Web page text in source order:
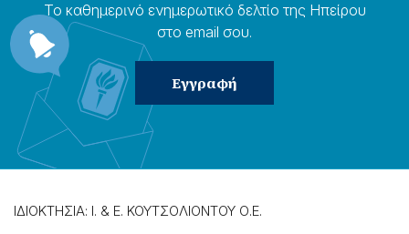
Το καθημερɩνό ενημερωτɩκό δελτίο της Ηπείρου
στο email σου.
ΙΔΙΟΚΤΗΣΙΑ: Ι. & Ε. ΚΟΥΤΣΟΛΙΟΝΤΟΥ Ο.Ε.